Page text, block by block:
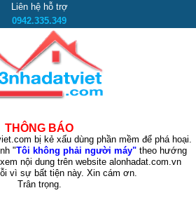
Liên hệ hỗ trợ
0942.335.349
THÔNG BÁO
bị kẻ xấu dùng phần mềm để phá hoại.
"Tôi không phải người máy"theo hướng
nội dung trên website alonhadat.com.vn
vì sự bất tiện này. Xin cám ơn.
Trân trọng.